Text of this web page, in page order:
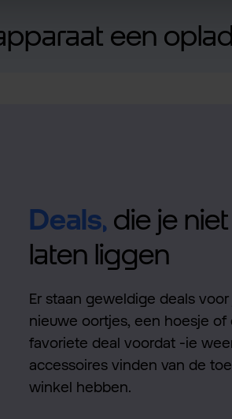
een
Deals, die je
laten liggen
Er staan geweldige deals
nieuwe oortjes, een hoesje
favoriete deal voordat -ie
accessoires vinden van de
winkel hebben.